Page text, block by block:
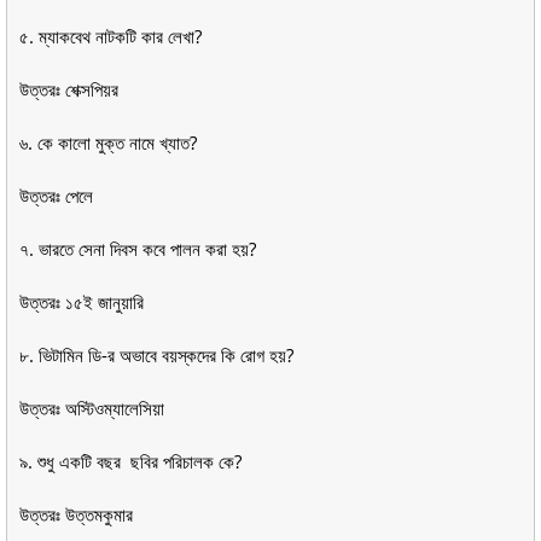
৫. ম্যাকবেথ নাটকটি কার লেখা?
উত্তরঃ শেক্সপিয়র
৬. কে কালো মুক্ত নামে খ্যাত?
উত্তরঃ পেলে
৭. ভারতে সেনা দিবস কবে পালন করা হয়?
উত্তরঃ ১৫ই জানুয়ারি
৮. ভিটামিন ডি-র অভাবে বয়স্কদের কি রোগ হয়?
উত্তরঃ অস্টিওম্যালেসিয়া
৯. শুধু একটি বছর ছবির পরিচালক কে?
উত্তরঃ উত্তমকুমার